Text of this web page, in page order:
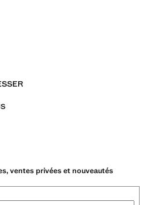
ventes privées et nouveautés